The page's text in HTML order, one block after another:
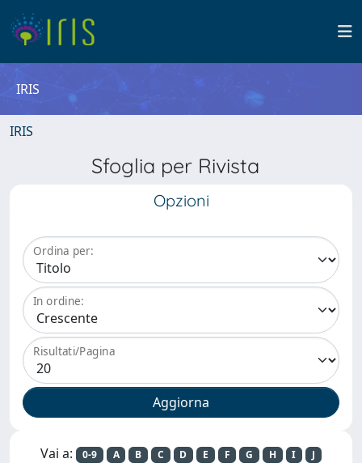
IRIS
IRIS
Sfoglia per Rivista
Opzioni
Ordina per:
In ordine:
Risultati/Pagina
Vai a: 0-9 A B C D E F G H I
J